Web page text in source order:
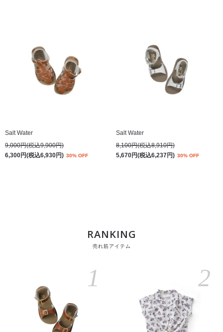
Salt Water
9,000円(税込9,900円)
6,300円(税込6,930円) 30% OFF
Salt Water
8,100円(税込8,910円)
5,670円(税込6,237円) 30% OFF
RANKING
売れ筋アイテム
1 2